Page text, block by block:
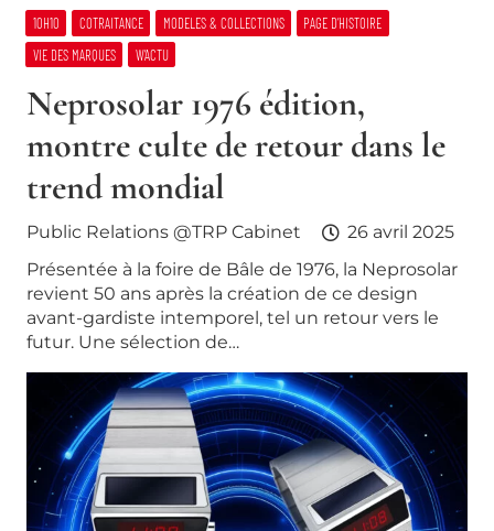
10H10 COTRAITANCE MODELES & COLLECTIONS
PAGE D’HISTOIRE
VIE DES MARQUES
W’ACTU
Neprosolar 1976 édition,
montre culte de retour dans le
trend mondial
Public Relations @TRP Cabinet
26 avril 2025
Présentée à la foire de Bâle de 1976, la Neprosolar
revient 50 ans après la création de ce design
avant-gardiste intemporel, tel un retour vers le
futur. Une sélection de…